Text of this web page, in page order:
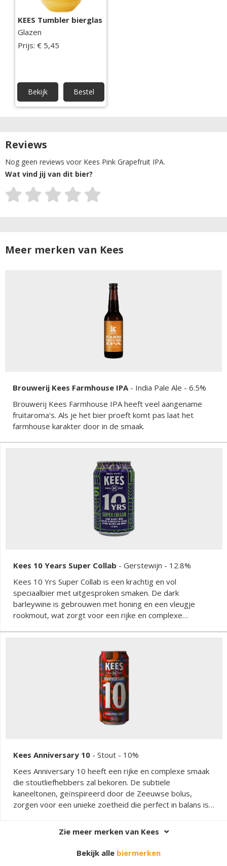
KEES Tumbler bierglas
Glazen
Prijs: € 5,45
Bekijk Bestel
Reviews
Nog geen reviews voor Kees Pink Grapefruit IPA.
Wat vind jij van dit bier?
Meer merken van Kees
Brouwerij Kees Farmhouse IPA - India Pale Ale - 6.5%
Brouwerij Kees Farmhouse IPA heeft veel aangename
fruitaroma's. Als je het bier proeft komt pas laat het
farmhouse karakter door in de smaak.
Kees 10 Years Super Collab - Gerstewijn - 12.8%
Kees 10 Yrs Super Collab is een krachtig en vol
speciaalbier met uitgesproken smaken. De dark
barleywine is gebrouwen met honing en een vleugje
rookmout, wat zorgt voor een rijke en complexe
toevoegt. Het bier is intens en verwarmend, met een
zachte zoetheid en een lange afdronk. De combinatie van
moutigheid en honing maakt het een bijzonder bier voor
liefhebbers van stevige en karaktervolle brouwsels.
Kees Anniversary 10 - Stout - 10%
Kees Anniversary 10 heeft een rijke en complexe smaak
die stoutliefhebbers zal bekoren. De subtiele
kaneeltonen, geïnspireerd door de Zeeuwse bolus,
zorgen voor een unieke zoetheid die perfect in balans is
verwarmende ervaring met een volle body en een zachte
afdronk. Het is een bier dat zowel zoet als kruidig is, met
een harmonieus samenspel van smaken die het tot een
Zie meer merken van Kees
Bekijk alle biermerken